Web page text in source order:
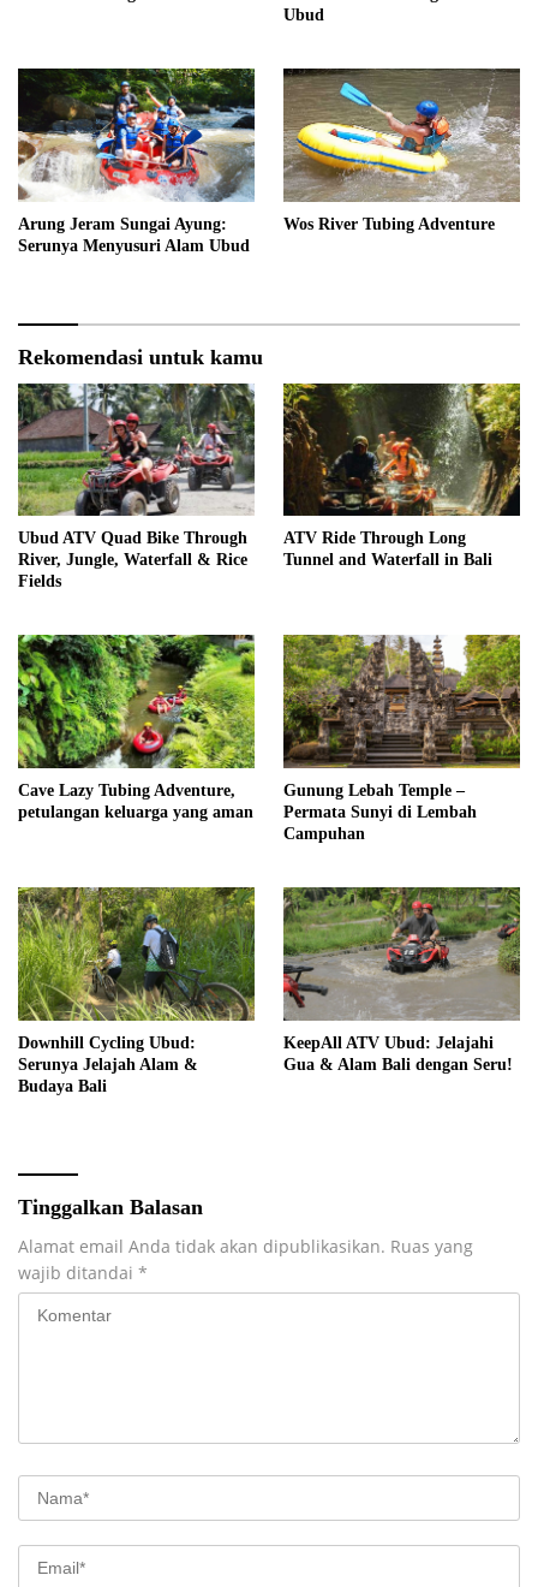
Ubud
Arung Jeram Sungai Ayung:
Serunya Menyusuri Alam Ubud
Wos River Tubing Adventure
Rekomendasi untuk kamu
Ubud ATV Quad Bike Through
River, Jungle, Waterfall & Rice
Fields
ATV Ride Through Long
Tunnel and Waterfall in Bali
Cave Lazy Tubing Adventure,
petulangan keluarga yang aman
Gunung Lebah Temple –
Permata Sunyi di Lembah
Campuhan
Downhill Cycling Ubud:
Serunya Jelajah Alam &
Budaya Bali
KeepAll ATV Ubud: Jelajahi
Gua & Alam Bali dengan Seru!
Tinggalkan Balasan
Alamat email Anda tidak akan dipublikasikan. Ruas yang
wajib ditandai *